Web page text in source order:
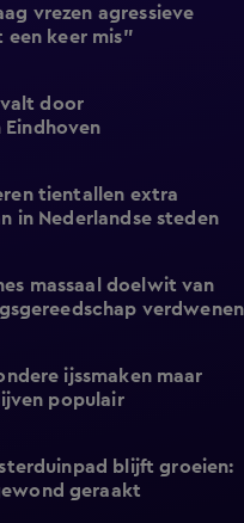
vrezen agressieve
keer mis"
door
tientallen extra
in Nederlandse steden
massaal doelwit van
verdwenen
ijssmaken maar
populair
blijft groeien:
geraakt